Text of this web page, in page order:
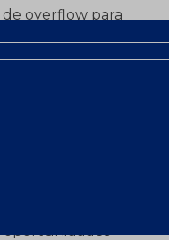
overflow para
por vários
moedores. A
e diminuir a
ferro, o que pode
uma
em